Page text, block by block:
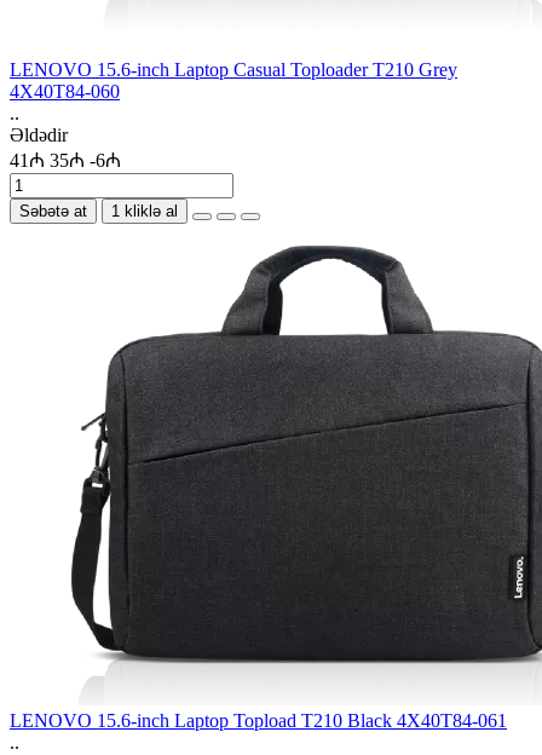
LENOVO 15.6-inch Laptop Casual Toploader T210 Grey
4X40T84-060
..
Əldədir
41₼ 35₼ -6₼
Səbətə at 1 kliklə al
LENOVO 15.6-inch Laptop Topload T210 Black 4X40T84-061
..